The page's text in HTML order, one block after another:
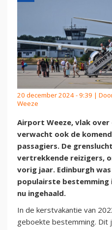
20 december 2024 - 9:39 |
Weeze
Airport Weeze, vlak
verwacht ook de
passagiers. De
vertrekkende reizigers,
vorig jaar. Edinburgh
populairste bestemming
nu ingehaald.
In de kerstvakantie van
geboekte bestemming. Dit